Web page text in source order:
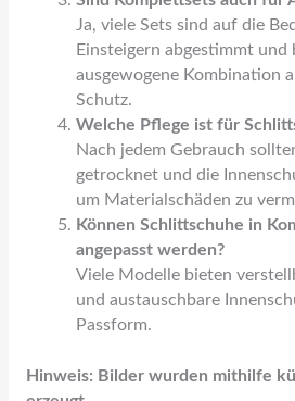
Ja, viele Sets sind auf die
Einsteigern abgestimmt und
ausgewogene Kombination
Schutz.
Welche Pflege ist für
Nach jedem Gebrauch
getrocknet und die
um Materialschäden zu
Können Schlittschuhe in
angepasst werden?
Viele Modelle bieten
und austauschbare
Passform.
Hinweis: Bilder wurden mithilfe